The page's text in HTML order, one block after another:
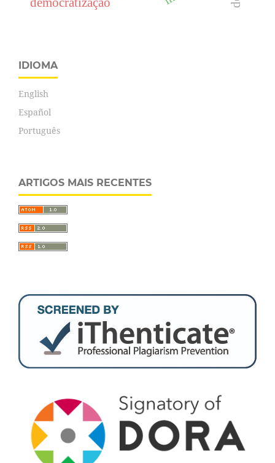
IDIOMA
English
Español
Português
ARTIGOS MAIS RECENTES